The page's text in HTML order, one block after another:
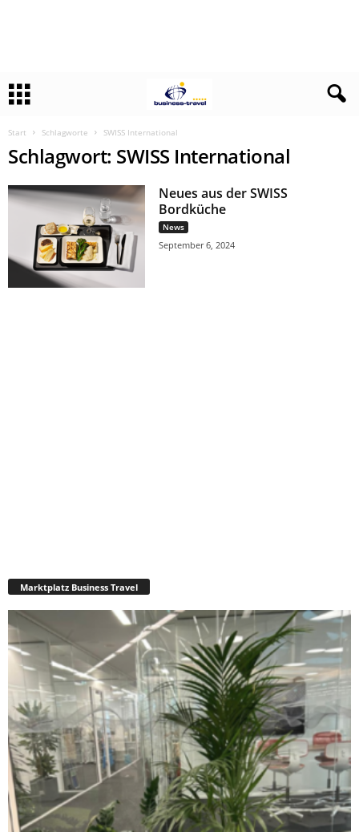
Start Schlagworte SWISS International
Schlagwort: SWISS International
Neues aus der SWISS
Bordküche
News
September 6, 2024
Marktplatz Business Travel